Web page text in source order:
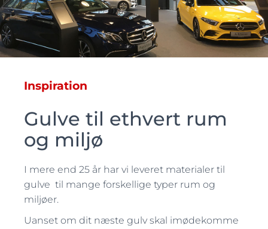
Inspiration
Gulve til ethvert rum
og miljø
I mere end 25 år har vi leveret materialer til
gulve til mange forskellige typer rum og
miljøer.
Uanset om dit næste gulv skal imødekomme